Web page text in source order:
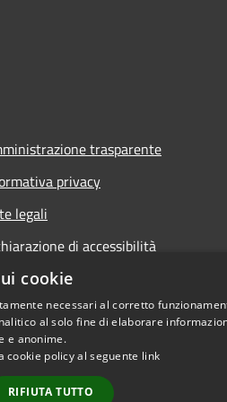
trasparente
privacy
legali
di accessibilità
istituzionale precedente
cookie
necessari al corretto
al solo fine di elaborare
e anonime.
cookie policy al seguente link
RIFIUTA TUTTO